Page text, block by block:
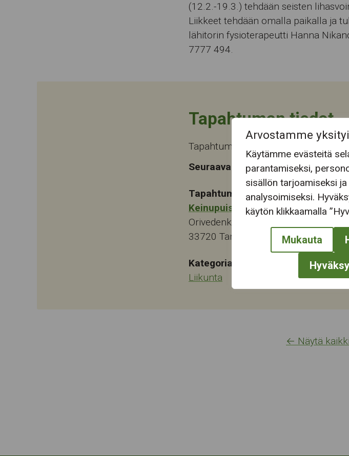
Arvostamme
Käytämme evästeitä
parantamiseksi,
sisällön tarjoamiseksi
analysoimiseksi.
käytön klikkaamalla
Mukauta
(12.2.-19.3.) tehdään seisten
Liikkeet tehdään omalla paikalla ja
lähitorin fysioterapeutti Hanna
7777 494.
Tapahtuman tiedot
Tapahtuma päättyi ke 19.3.2025
Seuraava tapahtuma-aika
Tapahtumapaikka:
Keinupuistokeskus
Orivedenkatu 28
33720 Tampere
Kategoriat:
Liikunta
← Näytä